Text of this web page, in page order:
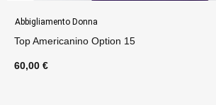
Abbigliamento Donna
Top Americanino Option 15
60,00 €